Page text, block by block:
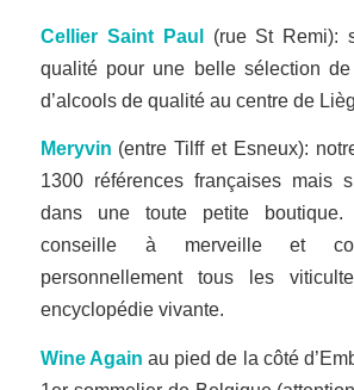
Cellier Saint Paul(rue St Remi):
qualité pour une belle sélection
d’alcools de qualité au centre de
Meryvin (entre Tilff et Esneux):
1300 références françaises mais
dans une toute petite boutique.
conseille à merveille et
personnellement tous les
encyclopédie vivante.
Wine Again au pied de la côté